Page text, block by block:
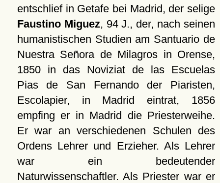
entschlief in Getafe bei Madrid, der selige
Faustino Miguez, 94 J., der, nach seinen
humanistischen Studien am Santuario de
Nuestra Señora de Milagros in Orense,
1850 in das Noviziat de las Escuelas
Pias de San Fernando der Piaristen,
Escolapier, in Madrid eintrat, 1856
empfing er in Madrid die Priesterweihe.
Er war an verschiedenen Schulen des
Ordens Lehrer und Erzieher. Als Lehrer
war ein bedeutender
Naturwissenschaftler. Als Priester war er